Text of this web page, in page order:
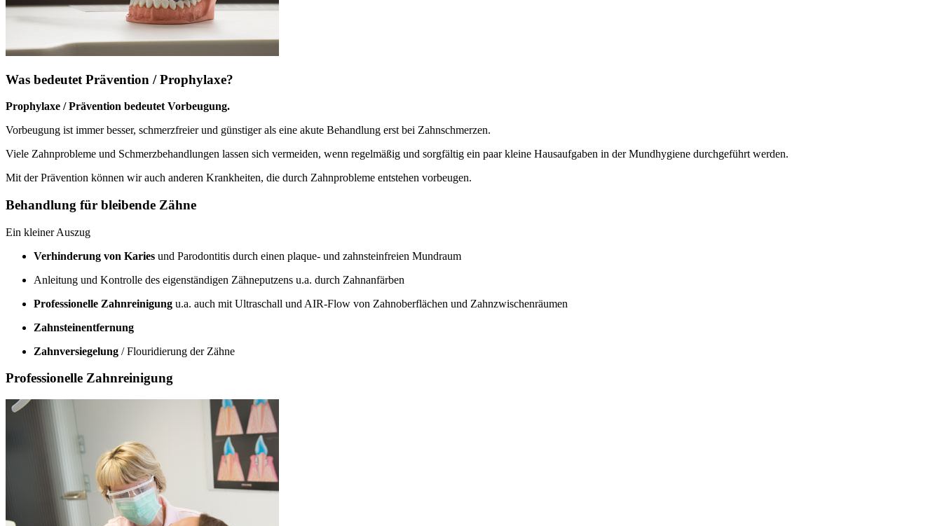
Was bedeutet Prävention / Prophylaxe?
Prophylaxe / Prävention bedeutet Vorbeugung.
Vorbeugung ist immer besser, schmerzfreier und günstiger als eine akute Behandlung erst bei Zahnschmerzen.
Viele Zahnprobleme und Schmerzbehandlungen lassen sich vermeiden, wenn regelmäßig und sorgfältig ein paar kleine Hausaufgaben in der Mundhygiene durchgeführt werden.
Mit der Prävention können wir auch anderen Krankheiten, die durch Zahnprobleme entstehen vorbeugen.
Behandlung für bleibende Zähne
Ein kleiner Auszug
Verhinderung von Karies und Parodontitis durch einen plaque- und zahnsteinfreien Mundraum
Anleitung und Kontrolle des eigenständigen Zähneputzens u.a. durch Zahnanfärben
Professionelle Zahnreinigung u.a. auch mit Ultraschall und AIR-Flow von Zahnoberflächen und Zahnzwischenräumen
Zahnsteinentfernung
Zahnversiegelung / Flouridierung der Zähne
Professionelle Zahnreinigung